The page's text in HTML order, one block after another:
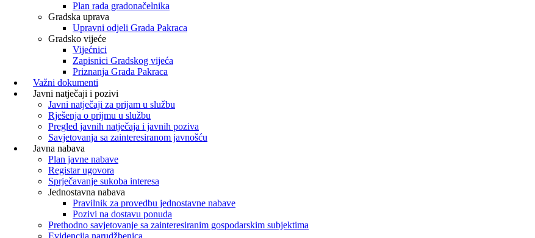
Plan rada gradonačelnika
Gradska uprava
Upravni odjeli Grada Pakraca
Gradsko vijeće
Vijećnici
Zapisnici Gradskog vijeća
Priznanja Grada Pakraca
Važni dokumenti
Javni natječaji i pozivi
Javni natječaji za prijam u službu
Rješenja o prijmu u službu
Pregled javnih natječaja i javnih poziva
Savjetovanja sa zainteresiranom javnošću
Javna nabava
Plan javne nabave
Registar ugovora
Sprječavanje sukoba interesa
Jednostavna nabava
Pravilnik za provedbu jednostavne nabave
Pozivi na dostavu ponuda
Prethodno savjetovanje sa zainteresiranim gospodarskim subjektima
Evidencija narudžbenica